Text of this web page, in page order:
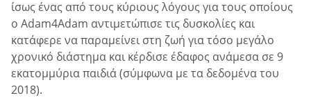
ίσως ένας από τους κύριους λόγους για τους οποίους
ο Adam4Adam αντιμετώπισε τις δυσκολίες και
κατάφερε να παραμείνει στη ζωή για τόσο μεγάλο
χρονικό διάστημα και κέρδισε έδαφος ανάμεσα σε 9
εκατομμύρια παιδιά (σύμφωνα με τα δεδομένα του
2018).